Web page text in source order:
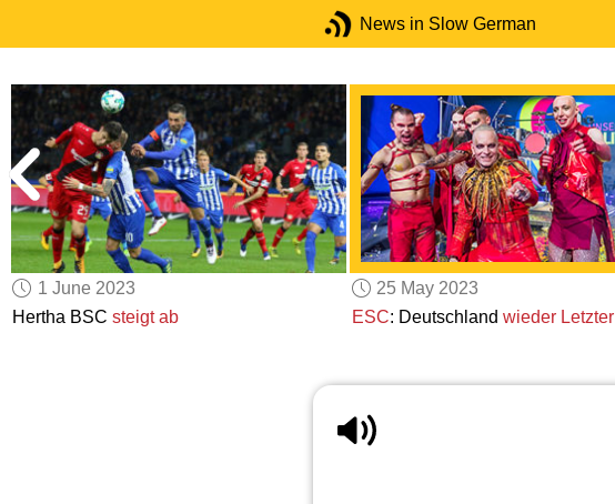
News in Slow German
1 June 2023
Hertha BSCsteigt ab
25 May 2023
ESC: Deutschland wieder Letzter